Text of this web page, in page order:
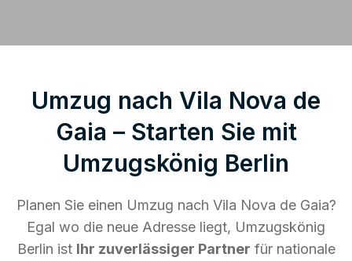
Umzug nach Vila Nova de
Gaia – Starten Sie mit
Umzugskönig Berlin
Planen Sie einen Umzug nach Vila Nova de Gaia?
Egal wo die neue Adresse liegt, Umzugskönig
Berlin ist Ihr zuverlässiger Partner für nationale